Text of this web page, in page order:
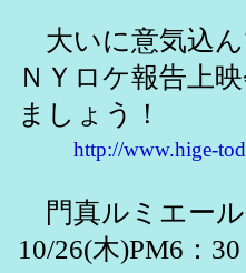
大いに意気込ん
ＮＹロケ報告上
ましょう！
http://www.hige-
門真ルミエール
10/26(木)PM6：